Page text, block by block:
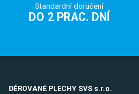
Standardní doručení
DO 2 PRAC. DNÍ
DĚROVANÉ PLECHY SVS s.r.o.